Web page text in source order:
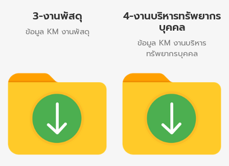
3-งานพัสดุ
ข้อมูล KM งานพัสดุ
4-งานบริหารทรัพยากร
บุคคล
ข้อมูล KM งานบริหาร
ทรัพยากรบุคคล